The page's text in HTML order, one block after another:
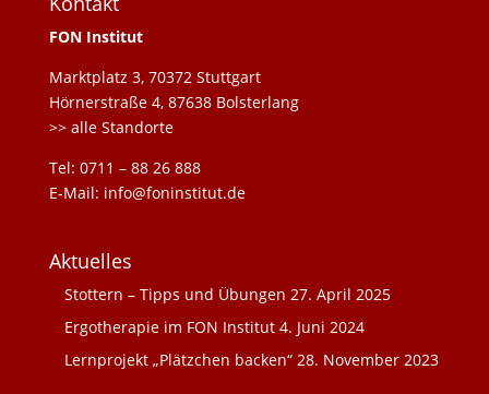
FON Institut
Marktplatz 3, 70372 Stuttgart
Hörnerstraße 4, 87638 Bolsterlang
>> alle Standorte
Tel: 0711 – 88 26 888
E-Mail: info@foninstitut.de
Aktuelles
Stottern – Tipps und Übungen 27. April 2025
Ergotherapie im FON Institut 4. Juni 2024
Lernprojekt „Plätzchen backen“ 28. November 2023